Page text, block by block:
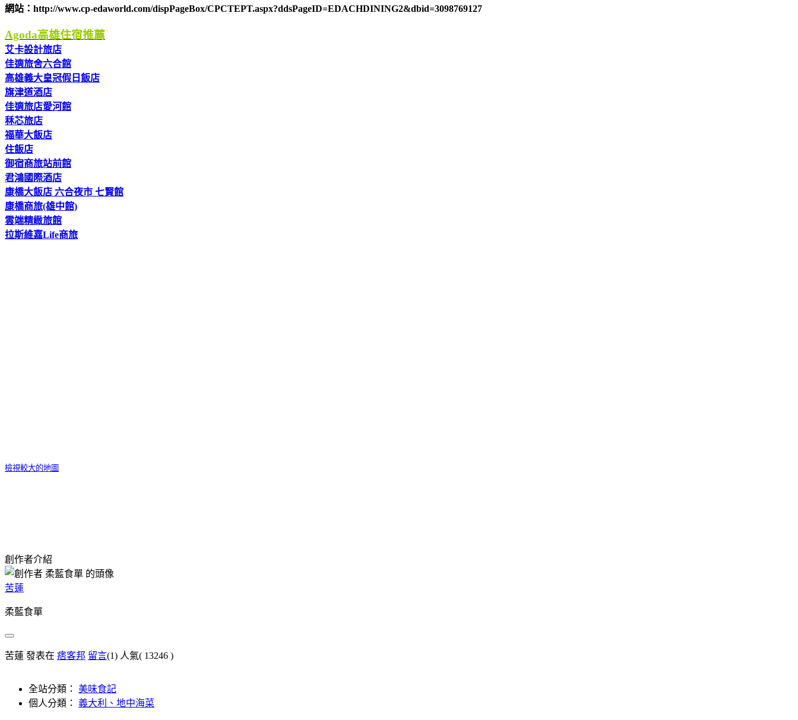
網站：http://www.cp-edaworld.com/dispPageBox/CPCTEPT.aspx?ddsPageID=EDACHDINING2&dbid=3098769127
Agoda高雄住宿推薦
艾卡設計旅店
佳適旅舍六合館
高雄義大皇冠假日飯店
旗津道酒店
佳適旅店愛河館
秝芯旅店
福華大飯店
住飯店
御宿商旅站前館
君鴻國際酒店
康橋大飯店 六合夜市 七賢館
康橋商旅(雄中館)
雲端精緻旅館
拉斯維嘉Life商旅
檢視較大的地圖
創作者介紹
苦蓮
柔藍食單
苦蓮 發表在 痞客邦 留言(1) 人氣( 13246 )
全站分類： 美味食記
個人分類： 義大利、地中海菜